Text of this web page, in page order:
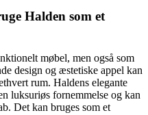
Halden som et
møbel, men også som
design og æstetiske appel kan
rum. Haldens elegante
luksuriøs fornemmelse og kan
Det kan bruges som et